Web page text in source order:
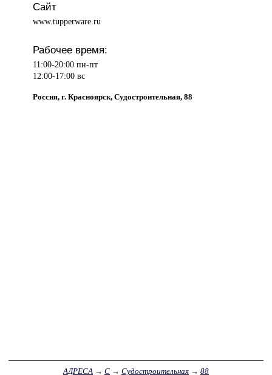
Сайт
www.tupperware.ru
Рабочее время:
11:00-20:00 пн-пт
12:00-17:00 вс
Россия, г. Красноярск, Судостроительная, 88
АДРЕСА → С → Судостроительная → 88